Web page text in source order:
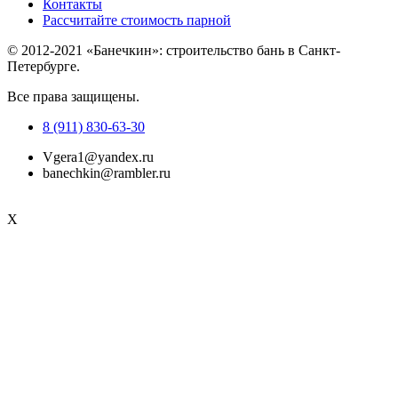
Контакты
Рассчитайте стоимость парной
© 2012-2021 «Банечкин»: строительство бань в Санкт-
Петербурге.
Все права защищены.
8 (911) 830-63-30
Vgera1@yandex.ru
banechkin@rambler.ru
X